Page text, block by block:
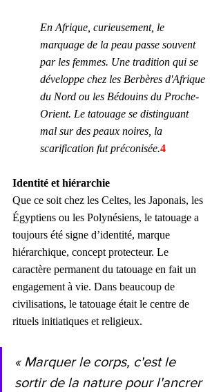
En Afrique, curieusement, le
marquage de la peau passe souvent
par les femmes. Une tradition qui se
développe chez les Berbères d'Afrique
du Nord ou les Bédouins du Proche-
Orient. Le tatouage se distinguant
mal sur des peaux noires, la
scarification fut préconisée.4
Identité et hiérarchie
Que ce soit chez les Celtes, les Japonais, les
Égyptiens ou les Polynésiens, le tatouage a
toujours été signe d’identité, marque
hiérarchique, concept protecteur. Le
caractère permanent du tatouage en fait un
engagement à vie. Dans beaucoup de
civilisations, le tatouage était le centre de
rituels initiatiques et religieux.
« Marquer le corps, c'est le
sortir de la nature pour l'ancrer